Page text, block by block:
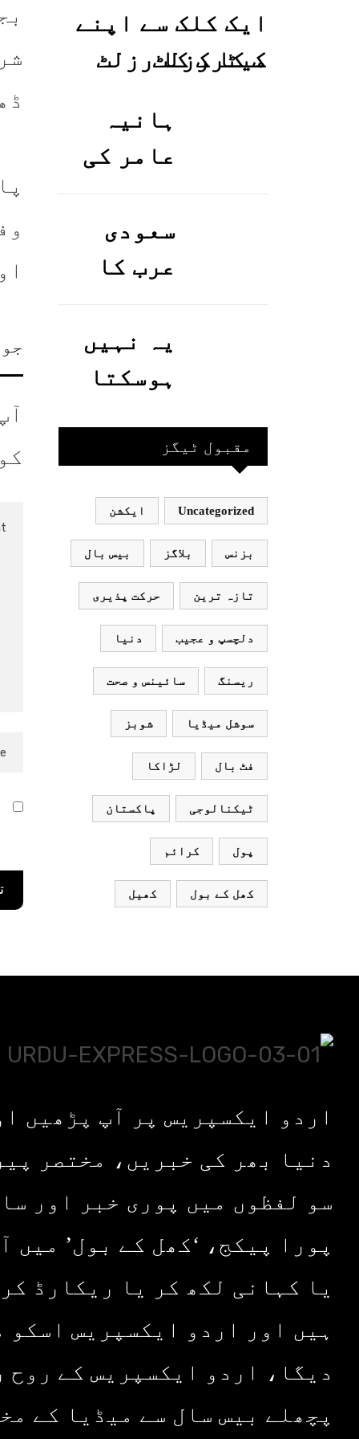
ایک کلک سے اپنے
میٹرک کا رزلٹ
ہانیہ
عامر کی
بہن ایشا
عامر کی
بولڈ
تصاویر
وائرل ہو
گئیں
سعودی
عرب کا
ورک ویزا
کیسے
حاصل کیا
ہے؟جانیے
یہ نہیں
ہوسکتا
بھارت
کھیلے
اور
بھارتی
ٹیم
پاکستان
نہ آئے،
محسن
نقوی
مقبول ٹیگز
Uncategorized ایکشن
بزنس بلاگز بیس بال
تازہ ترین حرکت پذیری
دلچسپ و عجیب دنیا
ریسنگ سائینس و صحت
سوشل میڈیا شوبز
فٹ بال لڑاکا
ٹیکنالوجی پاکستان
پول کرائم
کھل کے بول کھیل
کو
اردو ایکسپریس پر آپ پڑھیں
دنیا بھر کی خبریں، مختصر
سو لفظوں میں پوری خبر اور
پورا پیکج، ‘کھل کے بول’ میں
یا کہانی لکھ کر یا ریکارڈ
ہیں اور اردو ایکسپریس اسکو
دیگا، اردو ایکسپریس کے روح
پچھلے بیس سال سے میڈیا کے